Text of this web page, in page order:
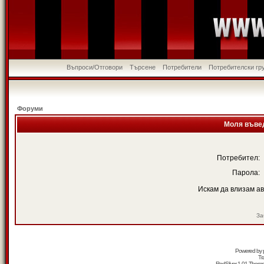
Въпроси/Отговори Търсене Потребители Потребителски
Форуми
Моля
Потребител:
Парола:
Искам да влизам
Powered by